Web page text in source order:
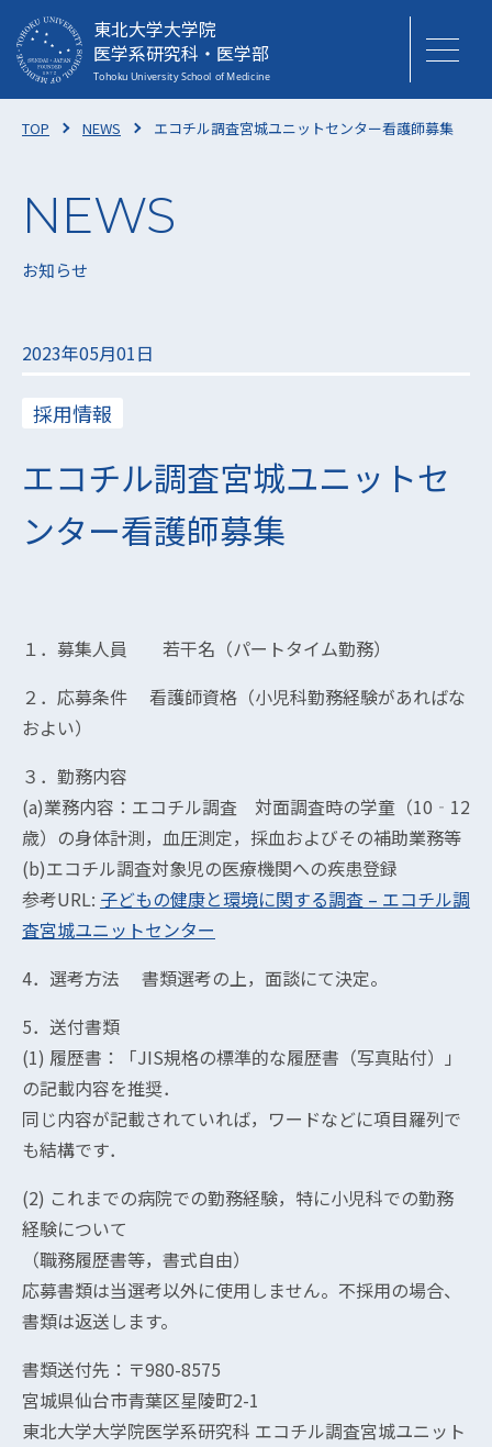
東北大学大学院
医学系研究科・医学部
TOP NEWS エコチル調査宮城ユニットセンター看護師募集
お知らせ
2023年05月01日
採用情報
エコチル調査宮城ユニットセ
ンター看護師募集
１．募集人員 若干名（パートタイム勤務）
２．応募条件 看護師資格（小児科勤務経験があればな
およい）
３．勤務内容
(a)業務内容：エコチル調査 対面調査時の学童（10‐12
歳）の身体計測，血圧測定，採血およびその補助業務等
(b)エコチル調査対象児の医療機関への疾患登録
参考URL: 子どもの健康と環境に関する調査 – エコチル調
査宮城ユニットセンター
4．選考方法 書類選考の上，面談にて決定。
5．送付書類
(1) 履歴書：「JIS規格の標準的な履歴書（写真貼付）」
の記載内容を推奨．
同じ内容が記載されていれば，ワードなどに項目羅列で
も結構です．
(2) これまでの病院での勤務経験，特に小児科での勤務
経験について
（職務履歴書等，書式自由）
応募書類は当選考以外に使用しません。不採用の場合、
書類は返送します。
書類送付先：〒980-8575
宮城県仙台市青葉区星陵町2-1
東北大学大学院医学系研究科 エコチル調査宮城ユニット